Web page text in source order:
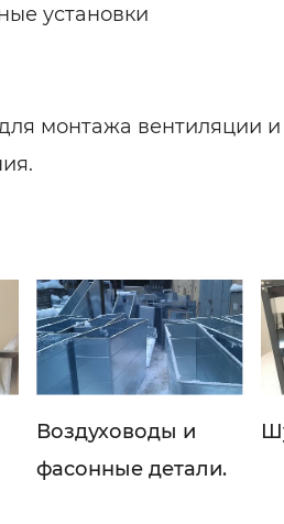
установки
монтажа вентиляции и
Воздуховоды и
фасонные детали.